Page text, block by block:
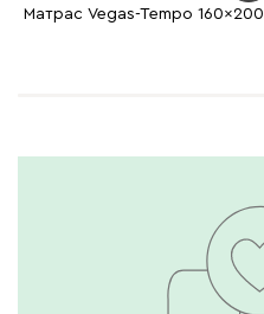
Матрас Vegas-Tempo 160x200